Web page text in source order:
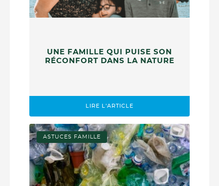
UNE FAMILLE QUI PUISE SON
RÉCONFORT DANS LA NATURE
LIRE L'ARTICLE
ASTUCES FAMILLE